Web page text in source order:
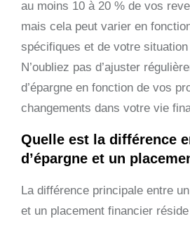
au moins 10 à 20 % de vos
mais cela peut varier en
spécifiques et de votre
N’oubliez pas d’ajuster
d’épargne en fonction de vos
changements dans votre vie
Quelle est la différence
d’épargne et un
La différence principale entre
et un placement financier